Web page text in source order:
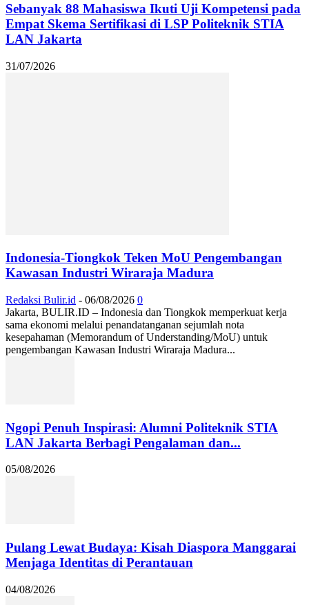
Sebanyak 88 Mahasiswa Ikuti Uji Kompetensi pada
Empat Skema Sertifikasi di LSP Politeknik STIA
LAN Jakarta
31/07/2026
Indonesia-Tiongkok Teken MoU Pengembangan
Kawasan Industri Wiraraja Madura
Redaksi Bulir.id - 06/08/2026 0
Jakarta, BULIR.ID – Indonesia dan Tiongkok memperkuat kerja
sama ekonomi melalui penandatanganan sejumlah nota
kesepahaman (Memorandum of Understanding/MoU) untuk
pengembangan Kawasan Industri Wiraraja Madura...
Ngopi Penuh Inspirasi: Alumni Politeknik STIA
LAN Jakarta Berbagi Pengalaman dan...
05/08/2026
Pulang Lewat Budaya: Kisah Diaspora Manggarai
Menjaga Identitas di Perantauan
04/08/2026